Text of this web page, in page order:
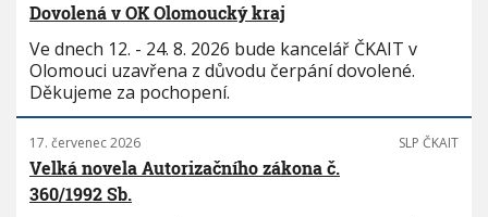
Dovolená v OK Olomoucký kraj
Ve dnech 12. - 24. 8. 2026 bude kancelář ČKAIT v
Olomouci uzavřena z důvodu čerpání dovolené.
Děkujeme za pochopení.
17. červenec 2026 SLP ČKAIT
Velká novela Autorizačního zákona č.
360/1992 Sb.